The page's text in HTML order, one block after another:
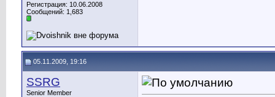
Регистрация: 10.06.2008
Сообщений: 1,683
05.11.2009, 19:16
SSRG
Senior Member